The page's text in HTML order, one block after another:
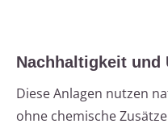
Nachhaltigkeit
Diese Anlagen nutzen
ohne chemische